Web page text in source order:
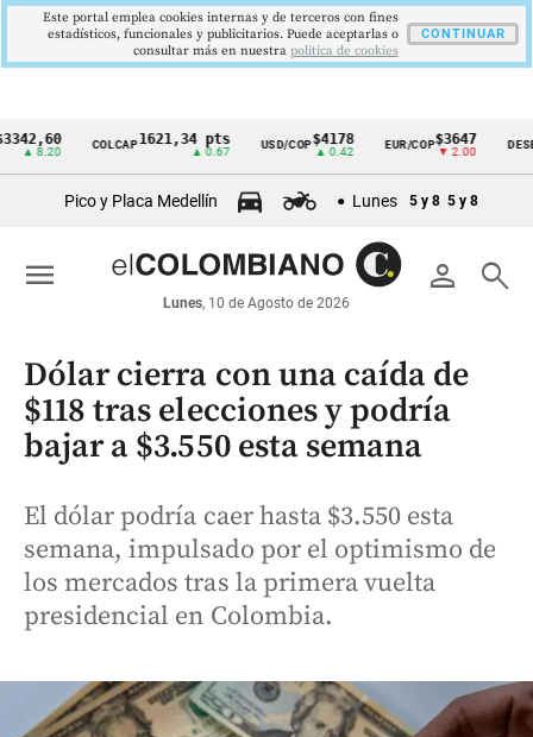
Cintillo
económicos
Colombia
COLCAP1621,34 pts USD/COP$4178
▲ 0.42
EUR/COP$3647
▼ 2.00
Pico y Placa Medellín Lunes 5 y 8 5 y 8
person search
Lunes, 10 de Agosto de 2026
menu
Dólar cierra con una caída de
$118 tras elecciones y podría
bajar a $3.550 esta semana
El dólar podría caer hasta $3.550 esta
semana, impulsado por el optimismo de
los mercados tras la primera vuelta
presidencial en Colombia.
Este portal emplea cookies internas y de terceros con fines
estadísticos, funcionales y publicitarios. Puede aceptarlas o
consultar más en nuestra politica de cookies
CONTINUAR